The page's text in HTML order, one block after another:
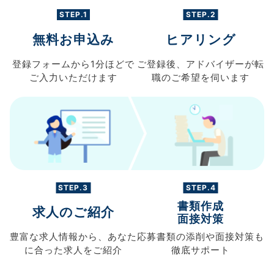
STEP.1
無料お申込み
登録フォームから 1分ほどで
ご入力 いただけます
STEP.2
ヒアリング
ご登録後、 アドバイザーが転
職のご希望を伺います
STEP.3
求人のご紹介
豊富な求人情報から、 あなた
に合った求人を ご紹介
STEP.4
書類作成
面接対策
応募書類の添削や面接対策も
徹底サポート